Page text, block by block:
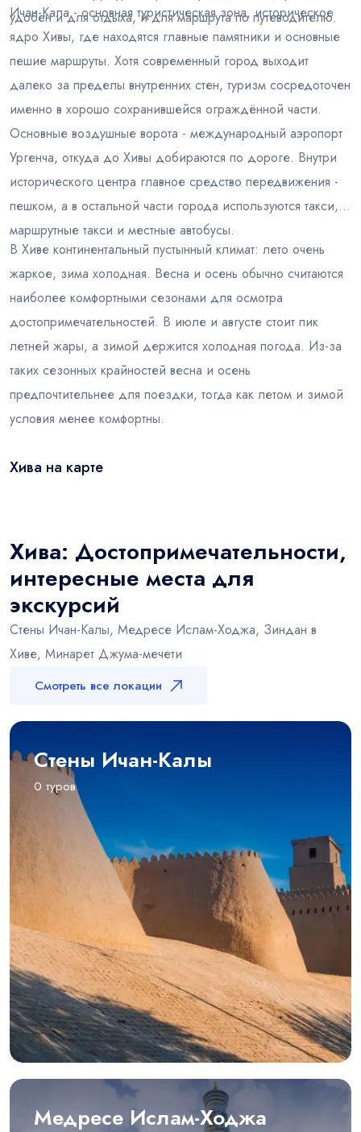
удобен и для отдыха, и для маршрута по путеводителю.
Ичан-Кала - основная туристическая зона, историческое
ядро Хивы, где находятся главные памятники и основные
пешие маршруты. Хотя современный город выходит
далеко за пределы внутренних стен, туризм сосредоточен
именно в хорошо сохранившейся ограждённой части.
Основные воздушные ворота - международный аэропорт
Ургенча, откуда до Хивы добираются по дороге. Внутри
исторического центра главное средство передвижения -
пешком, а в остальной части города используются такси,
маршрутные такси и местные автобусы.
В Хиве континентальный пустынный климат: лето очень
жаркое, зима холодная. Весна и осень обычно считаются
наиболее комфортными сезонами для осмотра
достопримечательностей. В июле и августе стоит пик
летней жары, а зимой держится холодная погода. Из-за
таких сезонных крайностей весна и осень
предпочтительнее для поездки, тогда как летом и зимой
условия менее комфортны.
Хива на карте
Хива: Достопримечательности,
интересные места для
экскурсий
Стены Ичан-Калы, Медресе Ислам-Ходжа, Зиндан в
Хиве, Минарет Джума-мечети
Смотреть все локации
Стены Ичан-Калы
0 туров
Медресе Ислам-Ходжа